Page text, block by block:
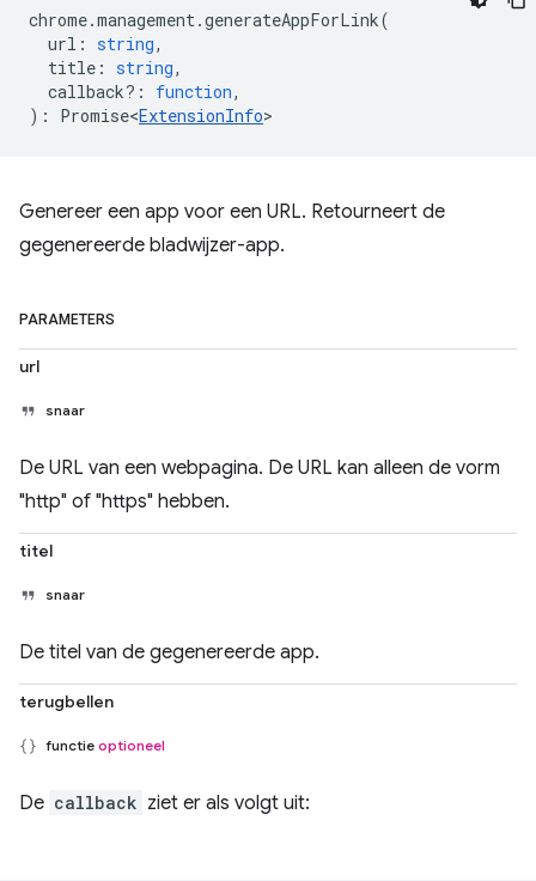
chrome.management.generateAppForLink(
url : string,
title : string,
callback? : function,
) : Promise<ExtensionInfo>
Genereer een app voor een URL. Retourneert de
gegenereerde bladwijzer-app.
PARAMETERS
url
snaar
De URL van een webpagina. De URL kan alleen de vorm
"http" of "https" hebben.
titel
snaar
De titel van de gegenereerde app.
terugbellen
functie optioneel
De callback ziet er als volgt uit: